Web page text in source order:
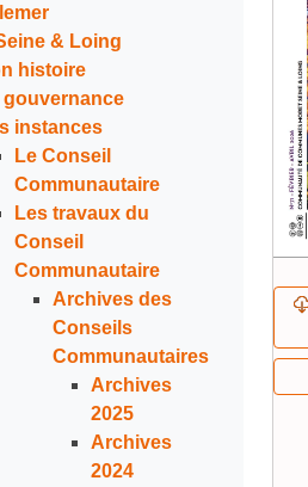
& Loing
histoire
gouvernance
instances
Le Conseil
Communautaire
Les travaux du
Conseil
Communautaire
Archives des
Conseils
Communautaires
Archives
2025
Archives
2024